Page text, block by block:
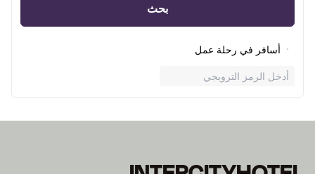
بحث
أسافر في رحلة عمل
أدخل الرمز الترويجي